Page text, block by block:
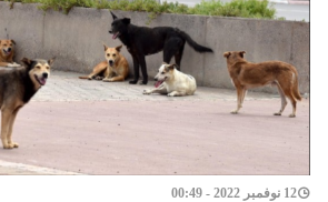
12 نوفمبر 2022 - 00:49